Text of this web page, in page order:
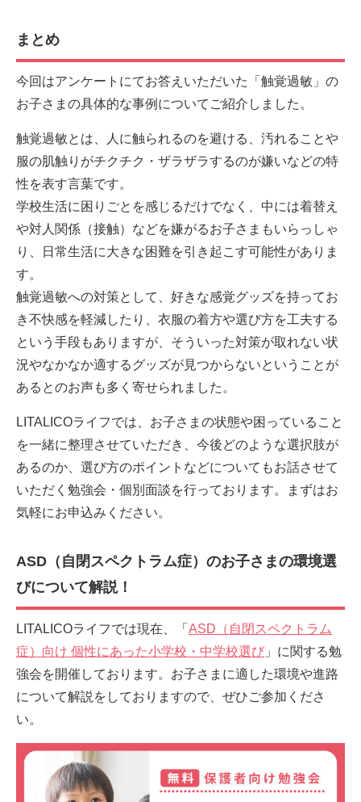
まとめ
今回はアンケートにてお答えいただいた「触覚過敏」の
お子さまの具体的な事例についてご紹介しました。
触覚過敏とは、人に触られるのを避ける、汚れることや
服の肌触りがチクチク・ザラザラするのが嫌いなどの特
性を表す言葉です。
学校生活に困りごとを感じるだけでなく、中には着替え
や対人関係（接触）などを嫌がるお子さまもいらっしゃ
り、日常生活に大きな困難を引き起こす可能性がありま
す。
触覚過敏への対策として、好きな感覚グッズを持ってお
き不快感を軽減したり、衣服の着方や選び方を工夫する
という手段もありますが、そういった対策が取れない状
況やなかなか適するグッズが見つからないということが
あるとのお声も多く寄せられました。
LITALICOライフでは、お子さまの状態や困っていること
を一緒に整理させていただき、今後どのような選択肢が
あるのか、選び方のポイントなどについてもお話させて
いただく勉強会・個別面談を行っております。まずはお
気軽にお申込みください。
ASD（自閉スペクトラム症）のお子さまの環境選
びについて解説！
LITALICOライフでは現在、「 ASD（自閉スペクトラム
症）向け 個性にあった小学校・中学校選び 」に関する勉
強会を開催しております。お子さまに適した環境や進路
について解説をしておりますので、ぜひご参加くださ
い。